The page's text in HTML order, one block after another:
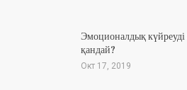
Эмоционалдық
қандай?
Окт 17, 2019